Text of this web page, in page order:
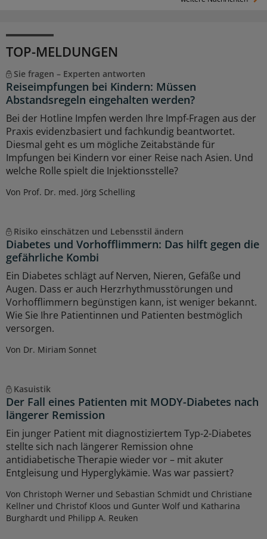
TOP-MELDUNGEN
Sie fragen – Experten antworten
Reiseimpfungen bei Kindern: Müssen
Abstandsregeln eingehalten werden?
Bei der Hotline Impfen werden Ihre Impf-Fragen aus der
Praxis evidenzbasiert und fachkundig beantwortet.
Diesmal geht es um mögliche Zeitabstände für
Impfungen bei Kindern vor einer Reise nach Asien. Und
welche Rolle spielt die Injektionsstelle?
Von Prof. Dr. med. Jörg Schelling
Risiko einschätzen und Lebensstil ändern
Diabetes und Vorhofflimmern: Das hilft gegen die
gefährliche Kombi
Ein Diabetes schlägt auf Nerven, Nieren, Gefäße und
Augen. Dass er auch Herzrhythmusstörungen und
Vorhofflimmern begünstigen kann, ist weniger bekannt.
Wie Sie Ihre Patientinnen und Patienten bestmöglich
versorgen.
Von Dr. Miriam Sonnet
Kasuistik
Der Fall eines Patienten mit MODY-Diabetes nach
längerer Remission
Ein junger Patient mit diagnostiziertem Typ-2-Diabetes
stellte sich nach längerer Remission ohne
antidiabetische Therapie wieder vor – mit akuter
Entgleisung und Hyperglykämie. Was war passiert?
Von Christoph Werner und Sebastian Schmidt und Christiane
Kellner und Christof Kloos und Gunter Wolf und Katharina
Burghardt und Philipp A. Reuken